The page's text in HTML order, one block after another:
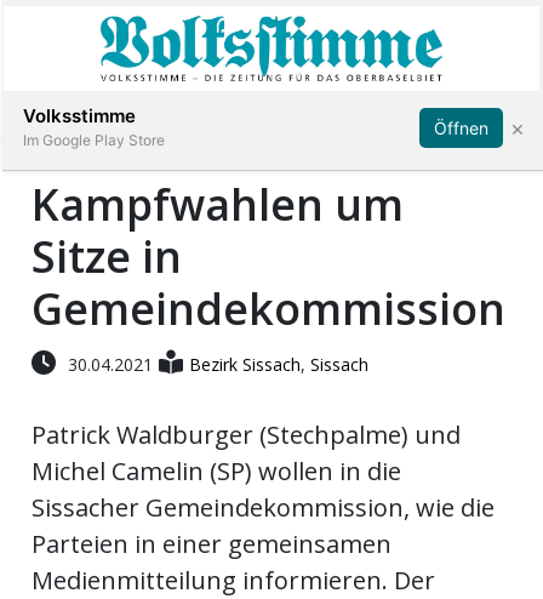
Immobilien
Veranstaltungen
Stellen
E-
Paper
App
Abonnieren Anmelden
Kampfwahlen um
Sitze in
Gemeindekommission
30.04.2021 Bezirk Sissach,Sissach
Patrick Waldburger (Stechpalme) und
Michel Camelin (SP) wollen in die
Sissacher Gemeindekommission, wie die
Parteien in einer gemeinsamen
Medienmitteilung informieren. Der
Volksstimme
Im Google Play Store
Öffnen ×